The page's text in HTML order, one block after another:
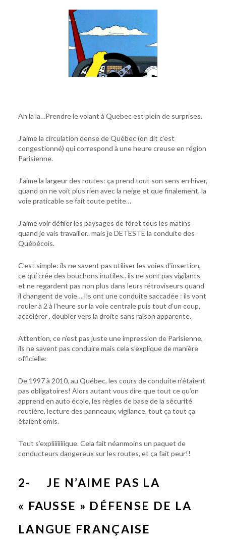
Ah la la…Prendre le volant à Quebec est plein de surprises.
J’aime la circulation dense de Québec (on dit c’est
congestionné) qui correspond à une heure creuse en région
Parisienne.
J’aime la largeur des routes: ça prend tout son sens en hiver,
quand on ne voit plus rien avec la neige et que finalement, la
voie praticable se fait toute petite…
J’aime voir défiler les paysages de fôret tous les matins
quand je vais travailler.. mais je DETESTE la conduite des
Québécois.
C’est simple: ils ne savent pas utiliser les voies d’insertion,
ce qui crée des bouchons inutiles.. ils ne sont pas vigilants
et ne regardent pas non plus dans leurs rétroviseurs quand
il changent de voie….Ils ont une conduite saccadée : ils vont
rouler à 2 à l’heure sur la voie centrale puis tout d’un coup,
accélérer , doubler vers la droite sans raison apparente.
Attention, ce n’est pas juste une impression de Parisienne,
ils ne savent pas conduire mais cela s’explique de manière
officielle:
De 1997 à 2010, au Québec, les cours de conduite n’étaient
pas obligatoires! Alors autant vous dire que tout ce qu’on
apprend en auto école, les règles de base de la sécurité
routière, lecture des panneaux, vigilance, tout ça tout ça
étaient omis.
Tout s’expliiiiiiiique. Cela fait néanmoins un paquet de
conducteurs dangereux sur les routes, et ça fait peur!!
2- JE N’AIME PAS LA
« FAUSSE » DÉFENSE DE LA
LANGUE FRANÇAISE